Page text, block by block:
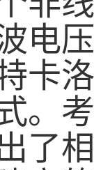
电
卡
。
了